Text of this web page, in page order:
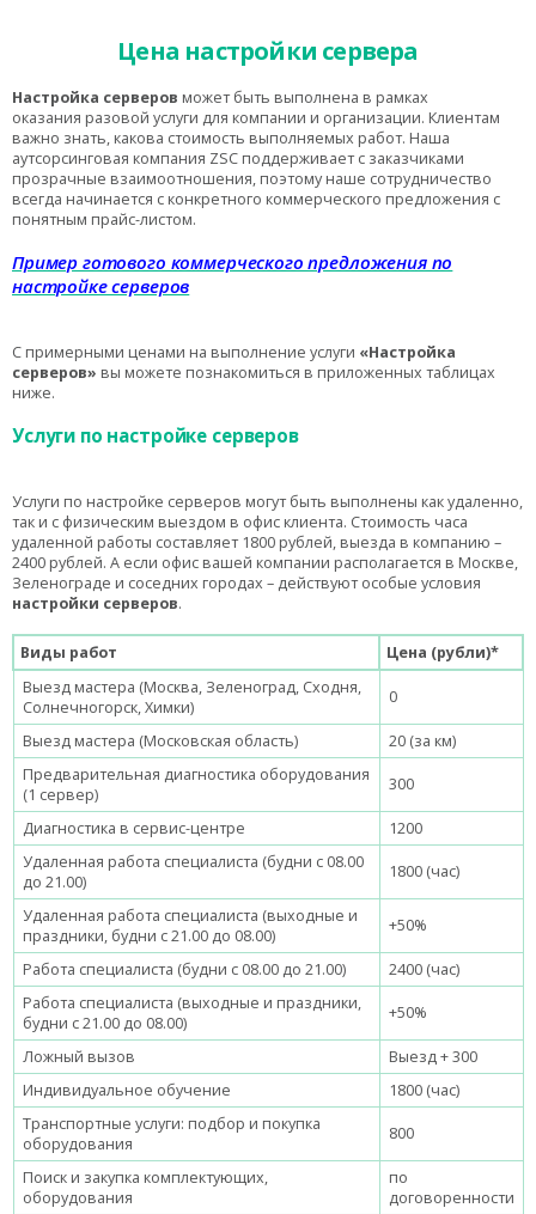
Цена настройки сервера
Настройка серверов может быть выполнена в рамках
оказания разовой услуги для компании и организации. Клиентам
важно знать, какова стоимость выполняемых работ. Наша
аутсорсинговая компания ZSC поддерживает с заказчиками
прозрачные взаимоотношения, поэтому наше сотрудничество
всегда начинается с конкретного коммерческого предложения с
понятным прайс-листом.
Пример готового коммерческого предложения по
настройке серверов
С примерными ценами на выполнение услуги «Настройка
серверов» вы можете познакомиться в приложенных таблицах
ниже.
Услуги по настройке серверов
Услуги по настройке серверов могут быть выполнены как удаленно,
так и с физическим выездом в офис клиента. Стоимость часа
удаленной работы составляет 1800 рублей, выезда в компанию –
2400 рублей. А если офис вашей компании располагается в Москве,
Зеленограде и соседних городах – действуют особые условия
настройки серверов.
Виды работ
Цена (рубли)*
Выезд мастера (Москва, Зеленоград, Сходня,
Солнечногорск, Химки)
0
Выезд мастера (Московская область)
20 (за км)
Предварительная диагностика оборудования
(1 сервер)
300
Диагностика в сервис-центре
1200
Удаленная работа специалиста (будни с 08.00
до 21.00)
1800 (час)
Удаленная работа специалиста (выходные и
праздники, будни с 21.00 до 08.00)
+50%
Работа специалиста (будни с 08.00 до 21.00)
2400 (час)
Работа специалиста (выходные и праздники,
будни с 21.00 до 08.00)
+50%
Ложный вызов
Выезд + 300
Индивидуальное обучение
1800 (час)
Транспортные услуги: подбор и покупка
оборудования
800
Поиск и закупка комплектующих,
оборудования
по
договоренности